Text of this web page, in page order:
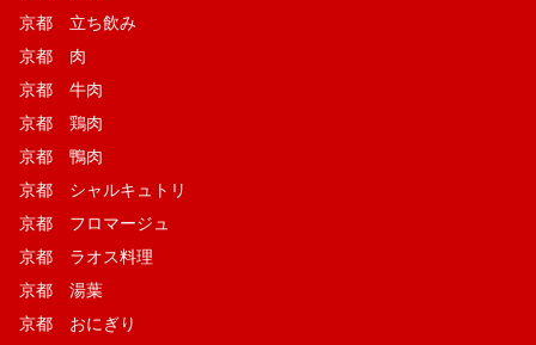
京都 立ち飲み
京都 肉
京都 牛肉
京都 鶏肉
京都 鴨肉
京都 シャルキュトリ
京都 フロマージュ
京都 ラオス料理
京都 湯葉
京都 おにぎり